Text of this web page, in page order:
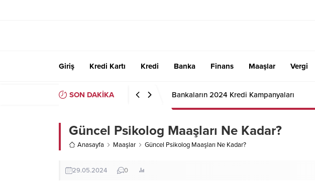
Giriş Kredi Kartı Kredi Banka Finans Maaşlar Vergi
SON DAKİKA Bankaların 2024 Kredi Kampanyaları
Güncel Psikolog Maaşları Ne Kadar?
Anasayfa Maaşlar Güncel Psikolog Maaşları Ne Kadar?
29.05.2024 0